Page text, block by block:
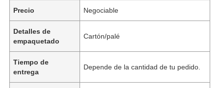
Precio Negociable
Detalles de
empaquetado
Cartón/palé
Tiempo de
entrega
Depende de la cantidad de tu pedido.